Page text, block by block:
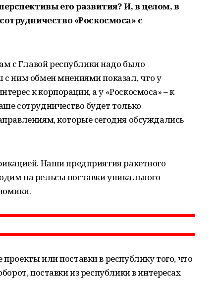
его развития? И, в целом, в
«Роскосмоса» с
с Главой республики надо было
с ним обмен мнениями показал, что у
к корпорации, а у «Роскосмоса» – к
сотрудничество будет только
которые сегодня обсуждались
Наши предприятия ракетного
на рельсы поставки уникального
или поставки в республику того, что
поставки из республики в интересах